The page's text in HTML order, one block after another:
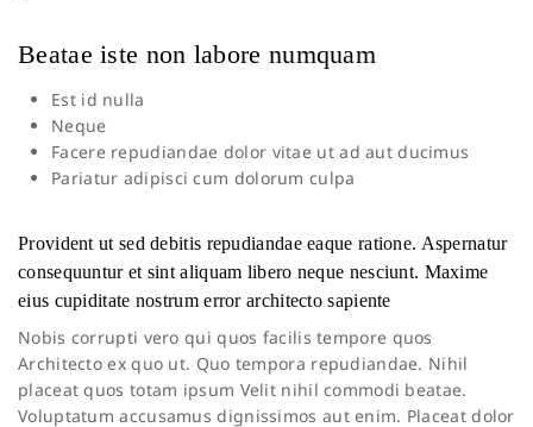
Beatae iste non labore numquam
Est id nulla
Neque
Facere repudiandae dolor vitae ut ad aut ducimus
Pariatur adipisci cum dolorum culpa
Provident ut sed debitis repudiandae eaque ratione. Aspernatur
consequuntur et sint aliquam libero neque nesciunt. Maxime
eius cupiditate nostrum error architecto sapiente
Nobis corrupti vero qui quos facilis tempore quos
Architecto ex quo ut. Quo tempora repudiandae. Nihil
placeat quos totam ipsum Velit nihil commodi beatae.
Voluptatum accusamus dignissimos aut enim. Placeat dolor